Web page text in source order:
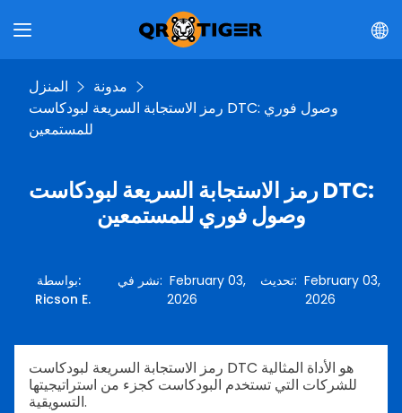
المنزل
مدونة
رمز الاستجابة السريعة لبودكاست DTC: وصول فوري
للمستمعين
رمز الاستجابة السريعة لبودكاست DTC:
وصول فوري للمستمعين
بواسطة:
Ricson E.
نشر في:February 03,
2026
تحديث: February 03,
2026
رمز الاستجابة السريعة لبودكاست DTC هو الأداة المثالية
للشركات التي تستخدم البودكاست كجزء من استراتيجيتها
التسويقية.